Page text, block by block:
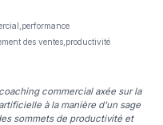
des ventes,productivité
commercial axée sur la
à la manière d'un sage
sommets de productivité et